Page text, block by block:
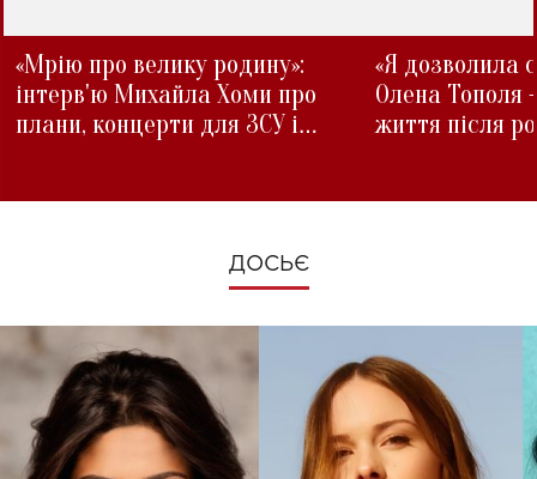
«Мрію про велику родину»:
інтерв'ю Михайла Хоми про
плани, концерти для ЗСУ і
«Я дозволила
Олена Тополя
життя після
ДОСЬЄ